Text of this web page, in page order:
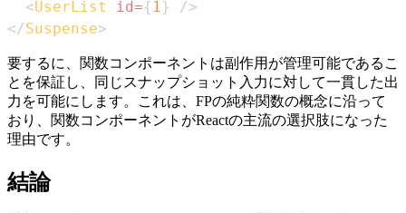
<UserList id={ 1}
/>
</Suspense>
要するに、関数コンポーネントは副作用が管理可能であるこ
とを保証し、同じスナップショット入力に対して一貫した出
力を可能にします。これは、FPの純粋関数の概念に沿って
おり、関数コンポーネントがReactの主流の選択肢になった
理由です。
結論